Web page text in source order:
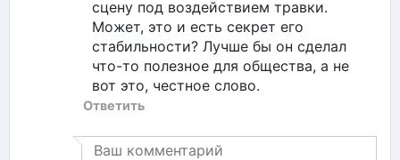
сцену под воздействием травки.
Может, это и есть секрет его
стабильности? Лучше бы он сделал
что-то полезное для общества, а не
вот это, честное слово.
Ответить